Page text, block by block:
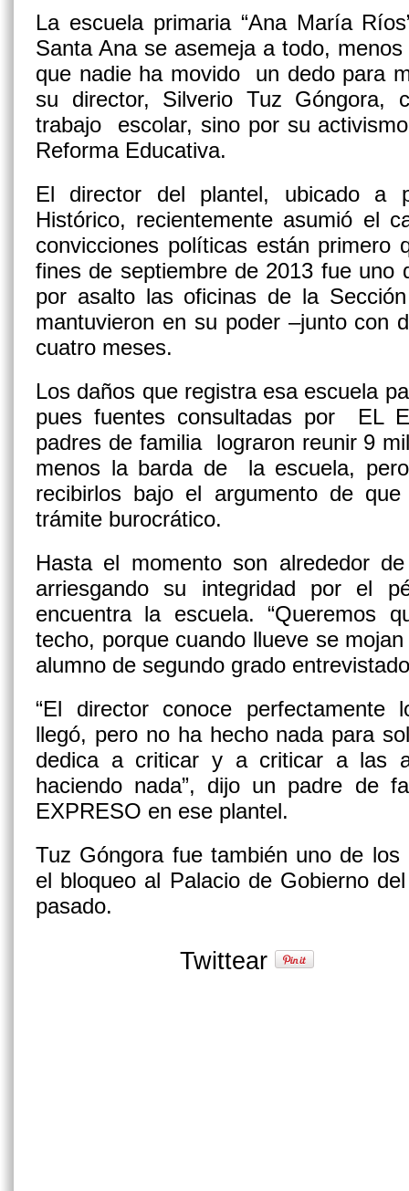
La escuela primaria “Ana María
Santa Ana se asemeja a todo,
que nadie ha movido un dedo para
su director, Silverio Tuz Góngora,
trabajo escolar, sino por su
Reforma Educativa.
El director del plantel, ubicado a
Histórico, recientemente asumió el
convicciones políticas están
fines de septiembre de 2013 fue uno
por asalto las oficinas de la
mantuvieron en su poder –junto con
cuatro meses.
Los daños que registra esa escuela
pues fuentes consultadas por EL
padres de familia lograron reunir 9
menos la barda de la escuela,
recibirlos bajo el argumento de
trámite burocrático.
Hasta el momento son alrededor
arriesgando su integridad por el
encuentra la escuela. “Queremos
techo, porque cuando llueve se
alumno de segundo grado
“El director conoce perfectamente
llegó, pero no ha hecho nada para
dedica a criticar y a criticar a las
haciendo nada”, dijo un padre de
EXPRESO en ese plantel.
Tuz Góngora fue también uno de
el bloqueo al Palacio de Gobierno
pasado.
Twittear